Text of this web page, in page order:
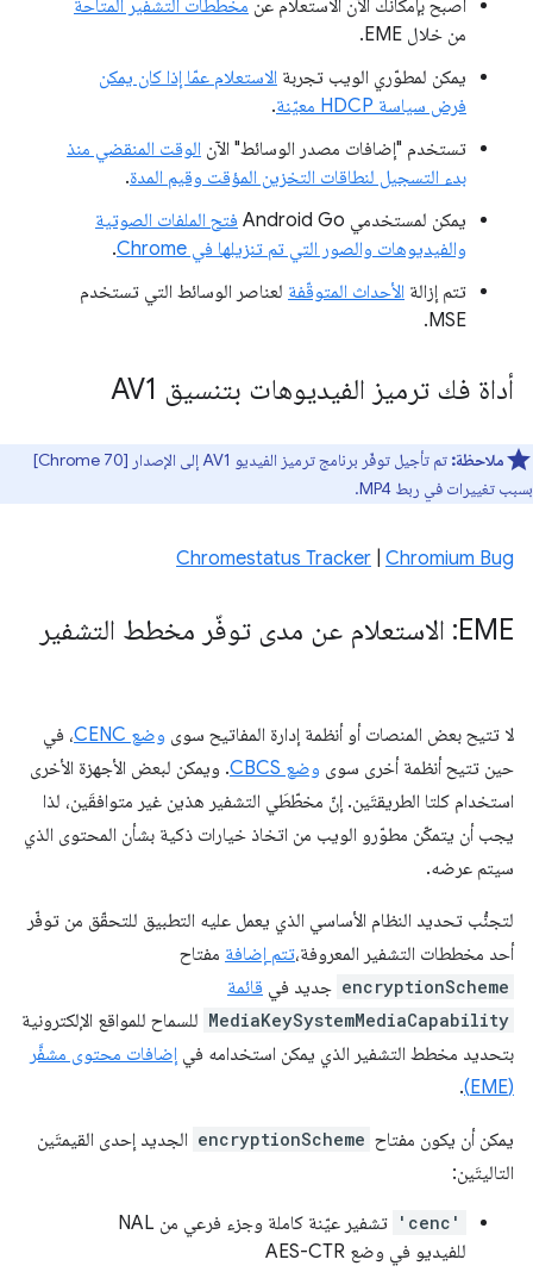
أصبح بإمكانك الآن الاستعلام عن مخططات التشفير المتاحة
من خلال EME.
يمكن لمطوّري الويب تجربة الاستعلام عمّا إذا كان يمكن
فرض سياسة HDCP معيّنة
.
تستخدم "إضافات مصدر الوسائط" الآن الوقت المنقضي منذ
بدء التسجيل لنطاقات التخزين المؤقت وقيم المدة.
يمكن لمستخدمي Android Go
فتح الملفات الصوتية
والفيديوهات والصور التي تم تنزيلها في Chrome
.
تتم إزالة الأحداث المتوقّفة لعناصر الوسائط التي تستخدم
MSE.
أداة فك ترميز الفيديوهات بتنسيق AV1
ملاحظة:
تم تأجيل توفّر برنامج ترميز الفيديو AV1 إلى الإصدار [Chrome 70]
بسبب تغييرات في ربط MP4.
Chromestatus Tracker Chromium Bug
EME: الاستعلام عن مدى توفّر مخطط التشفير
لا تتيح بعض المنصات أو أنظمة إدارة المفاتيح سوى وضع CENC
، في
حين تتيح أنظمة أخرى سوى وضع CBCS
. ويمكن لبعض الأجهزة الأخرى
استخدام كلتا الطريقتَين. إنّ مخطّطَي التشفير هذين غير متوافقَين، لذا
يجب أن يتمكّن مطوّرو الويب من اتخاذ خيارات ذكية بشأن المحتوى الذي
سيتم عرضه.
لتجنُّب تحديد النظام الأساسي الذي يعمل عليه التطبيق للتحقّق من توفّر
أحد مخططات التشفير المعروفة،تتم إضافة مفتاح
encryptionScheme جديد في قائمة
MediaKeySystemMediaCapability للسماح للمواقع الإلكترونية
بتحديد مخطط التشفير الذي يمكن استخدامه في إضافات محتوى مشفَّر
(EME)
.
يمكن أن يكون مفتاح encryptionScheme الجديد إحدى القيمتَين
التاليتَين:
'cenc'
تشفير عيّنة كاملة وجزء فرعي من NAL
للفيديو في وضع AES-CTR